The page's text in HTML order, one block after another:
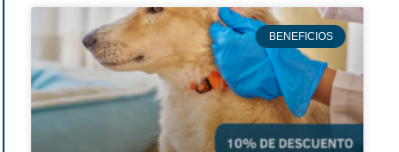
BENEFICIOS